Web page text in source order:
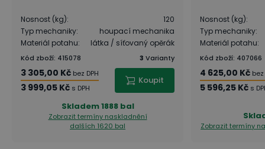
Nosnost (kg):
120
Typ mechaniky:
houpací mechanika
Materiál potahu: látka / síťovaný opěrák
Kód zboží: 415078 3 Varianty
3 305,00 Kč bez DPH
3 999,05 Kč s DPH
Koupit
Skladem1888 bal
Zobrazit termíny naskladnění
dalších 1620 bal
Nosnost (kg):
Typ mechaniky:
Materiál potahu:
Kód zboží: 407066
4 625,00 Kč bez
5 596,25 Kč s
Zobrazit termíny